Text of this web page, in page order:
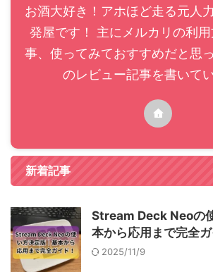
お酒大好き！アホほど走る元人
発屋です！ 主にメルカリの利
事、使ってみておすすめだと思
のレビュー記事を書いて
新着記事
Stream Deck Neoの
本から応用まで完全ガ
2025/11/9